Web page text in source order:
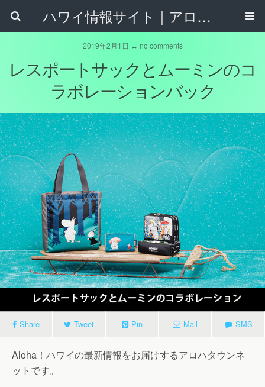
ハワイ情報サイト｜アロハタウンネット
2019年2月1日 ↔ no comments
レスポートサックとムーミンのコ
ラボレーションバック
Share Tweet Pin Mail SMS
Aloha！ハワイの最新情報をお届けするアロハタウンネ
ットです。